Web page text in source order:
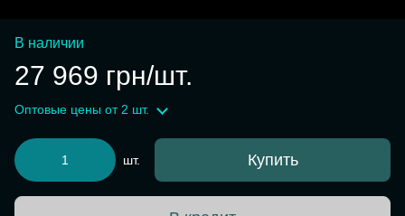
В наличии
27 969 грн/шт.
Оптовые цены от 2 шт.
шт. Купить